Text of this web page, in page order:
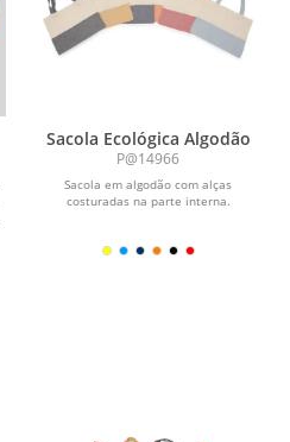
Sacola Ecológica Algodão
P@14966
Sacola em algodão com alças
costuradas na parte interna.